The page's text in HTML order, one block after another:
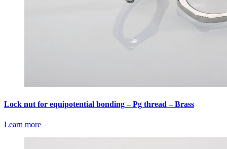
Lock nut for equipotential bonding – Pg thread – Brass
Learn more